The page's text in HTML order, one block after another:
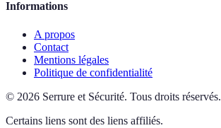
Informations
A propos
Contact
Mentions légales
Politique de confidentialité
© 2026 Serrure et Sécurité. Tous droits réservés.
Certains liens sont des liens affiliés.